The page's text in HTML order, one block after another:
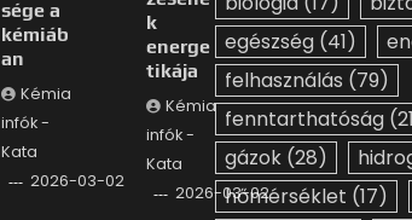
sége a
kémiáb
an
Kémia
infók -
Kata
2026-03-02
k
energe
tikája
Kémia
infók -
Kata
2026-03-02
egészség (41)
felhasználás (79)
fenntarthatóság
gázok (28)
hőmérséklet (17)